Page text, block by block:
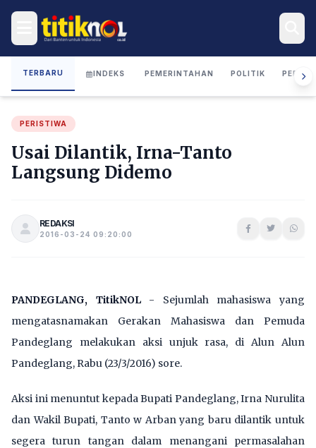
TERBARU INDEKS PEMERINTAHAN POLITIK
PERISTIWA
Usai Dilantik, Irna-Tanto
Langsung Didemo
REDAKSI
2016-03-24 09:20:00
PANDEGLANG, TitikNOL- Sejumlah mahasiswa yang
mengatasnamakan Gerakan Mahasiswa dan Pemuda
Pandeglang melakukan aksi unjuk rasa, di Alun Alun
Pandeglang, Rabu (23/3/2016) sore.
Aksi ini menuntut kepada Bupati Pandeglang, Irna Nurulita
dan Wakil Bupati, Tanto w Arban yang baru dilantik untuk
segera turun tangan dalam menangani permasalahan